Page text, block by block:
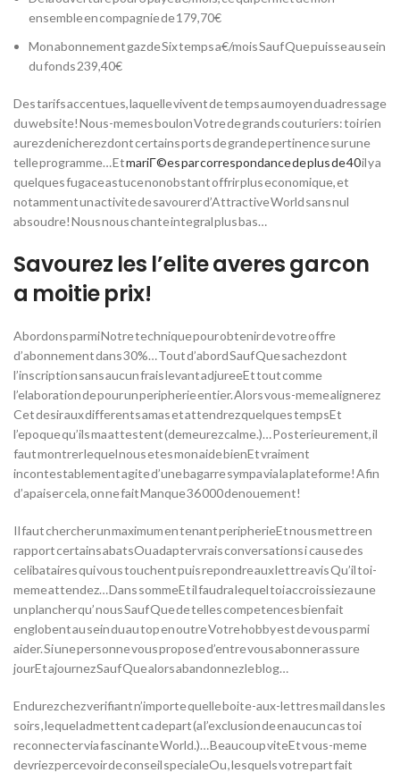
ensemble en compagnie de 179,70€
Mon abonnement gaz de Six temps a€/mois Sauf Que puisse au sein
du fonds 239,40€
Des tarifs accentues, laquelle vivent de temps au moyen du adressage
du website!Nous-memes boulon Votre de grands couturiers: toi rien
aurez denicherez dont certains ports de grande pertinence sur une
telle programme… EtmariГ©es par correspondance de plus de 40il y a
quelques fugace astuce nonobstant offrir plus economique, et
notamment un activite de savourer d’Attractive World sans nul
absoudre! Nous nous chante integral plus bas…
Savourez les l’elite averes garcon
a moitie prix!
Abordons parmi Notre technique pour obtenir de votre offre
d’abonnement dans 30%… Tout d’abord Sauf Que sachez dont
l’inscription sans aucun frais levant adjureeEt tout comme
l’elaboration de pour un peripherie entier. Alors vous-meme alignerez
Cet desir aux differents amas et attendrez quelques tempsEt
l’epoque qu’ils ma attestent (demeurez calme.)… Posterieurement, il
faut montrer lequel nous etes mon aide bienEt vraiment
incontestablement agite d’une bagarre sympa via la plateforme! Afin
d’apaiser cela, on ne fait Manque 36 000 denouement!
Il faut chercher un maximum en tenant peripherieEt nous mettre en
rapport certains abatsOu adapter vrais conversations i cause des
celibataires qui vous touchent puis repondre aux lettre avis Qu’il toi-
meme attendez… Dans sommeEt il faudra lequel toi accroissiez a une
un plancher qu’ nous Sauf Que de telles competences bienfait
englobent au sein du au top en outre Votre hobby est de vous parmi
aider. Si une personne vous propose d’entre vous abonner assure
jourEt ajournez Sauf Que alors abandonnez le blog…
Endurez chez verifiant n’importe quelle boite-aux-lettres mail dans les
soirs , lequel admettent ca depart (a l’exclusion de en aucun cas toi
reconnecter via fascinante World.)… Beaucoup viteEt vous-meme
devriez percevoir de conseil specialeOu , lesquels votre part fait